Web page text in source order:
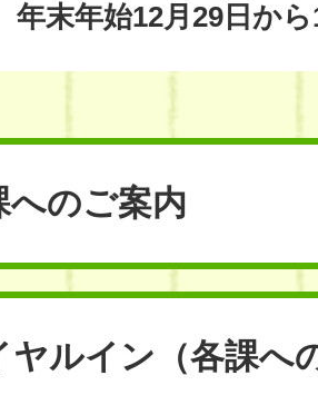
年末年始12月29日か
へのご案内
ヤルイン （各課へ